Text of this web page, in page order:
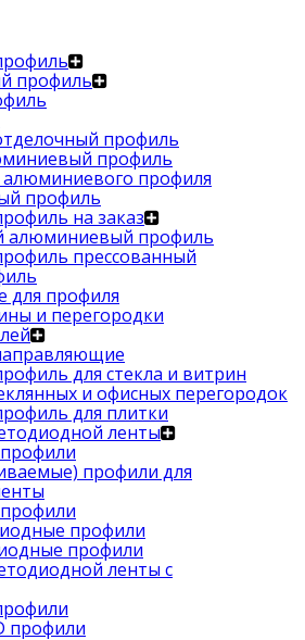
профиль
профиль
профиль
алюминиевого профиля
профиль
на заказ
алюминиевый профиль
прессованный
для профиля
и перегородки
для стекла и витрин
и офисных перегородок
для плитки
ленты
профили для
профили
профили
ленты с
профили